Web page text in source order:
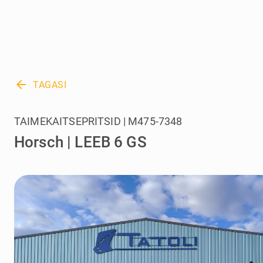
arrow_back TAGASI
Horsch | LEEB 6 GS
TAIMEKAITSEPRITSID | M475-7348